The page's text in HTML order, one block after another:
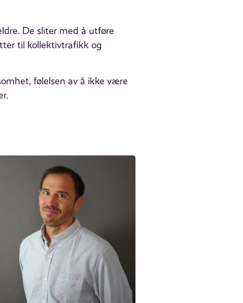
De sliter med å utføre
til kollektivtrafikk og
følelsen av å ikke være